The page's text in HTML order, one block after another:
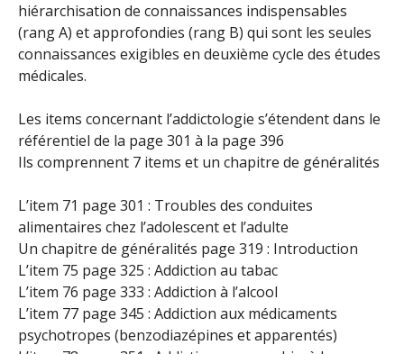
hiérarchisation de connaissances indispensables
(rang A) et approfondies (rang B) qui sont les seules
connaissances exigibles en deuxième cycle des études
médicales.
Les items concernant l’addictologie s’étendent dans le
référentiel de la page 301 à la page 396
Ils comprennent 7 items et un chapitre de généralités
L’item 71 page 301 : Troubles des conduites
alimentaires chez l’adolescent et l’adulte
Un chapitre de généralités page 319 : Introduction
L’item 75 page 325 : Addiction au tabac
L’item 76 page 333 : Addiction à l’alcool
L’item 77 page 345 : Addiction aux médicaments
psychotropes (benzodiazépines et apparentés)